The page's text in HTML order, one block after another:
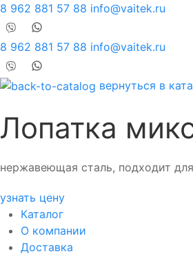
8 962 881 57 88 info@vaitek.ru
8 962 881 57 88 info@vaitek.ru
вернуться в
Лопатка
нержавеющая сталь, подходит
узнать цену
Каталог
О компании
Доставка